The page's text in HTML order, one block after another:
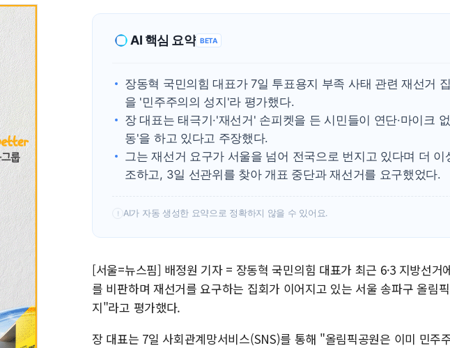
AI 핵심 요약 BETA
장동혁 국민의힘 대표가 7일 투표용지 부족 사태 관련 재선거
을 '민주주의의 성지'라 평가했다.
장 대표는 태극기·'재선거' 손피켓을 든 시민들이 연단·마이크
동'을 하고 있다고 주장했다.
그는 재선거 요구가 서울을 넘어 전국으로 번지고 있다며 더
조하고, 3일 선관위를 찾아 개표 중단과 재선거를 요구했었다.
! AI가 자동 생성한 요약으로 정확하지 않을 수 있어요.
[서울=뉴스핌] 배정원 기자 = 장동혁 국민의힘 대표가 최근 6·3 지방선거
를 비판하며 재선거를 요구하는 집회가 이어지고 있는 서울 송파구 올림
지"라고 평가했다.
장 대표는 7일 사회관계망서비스(SNS)를 통해 "올림픽공원은 이미 민주